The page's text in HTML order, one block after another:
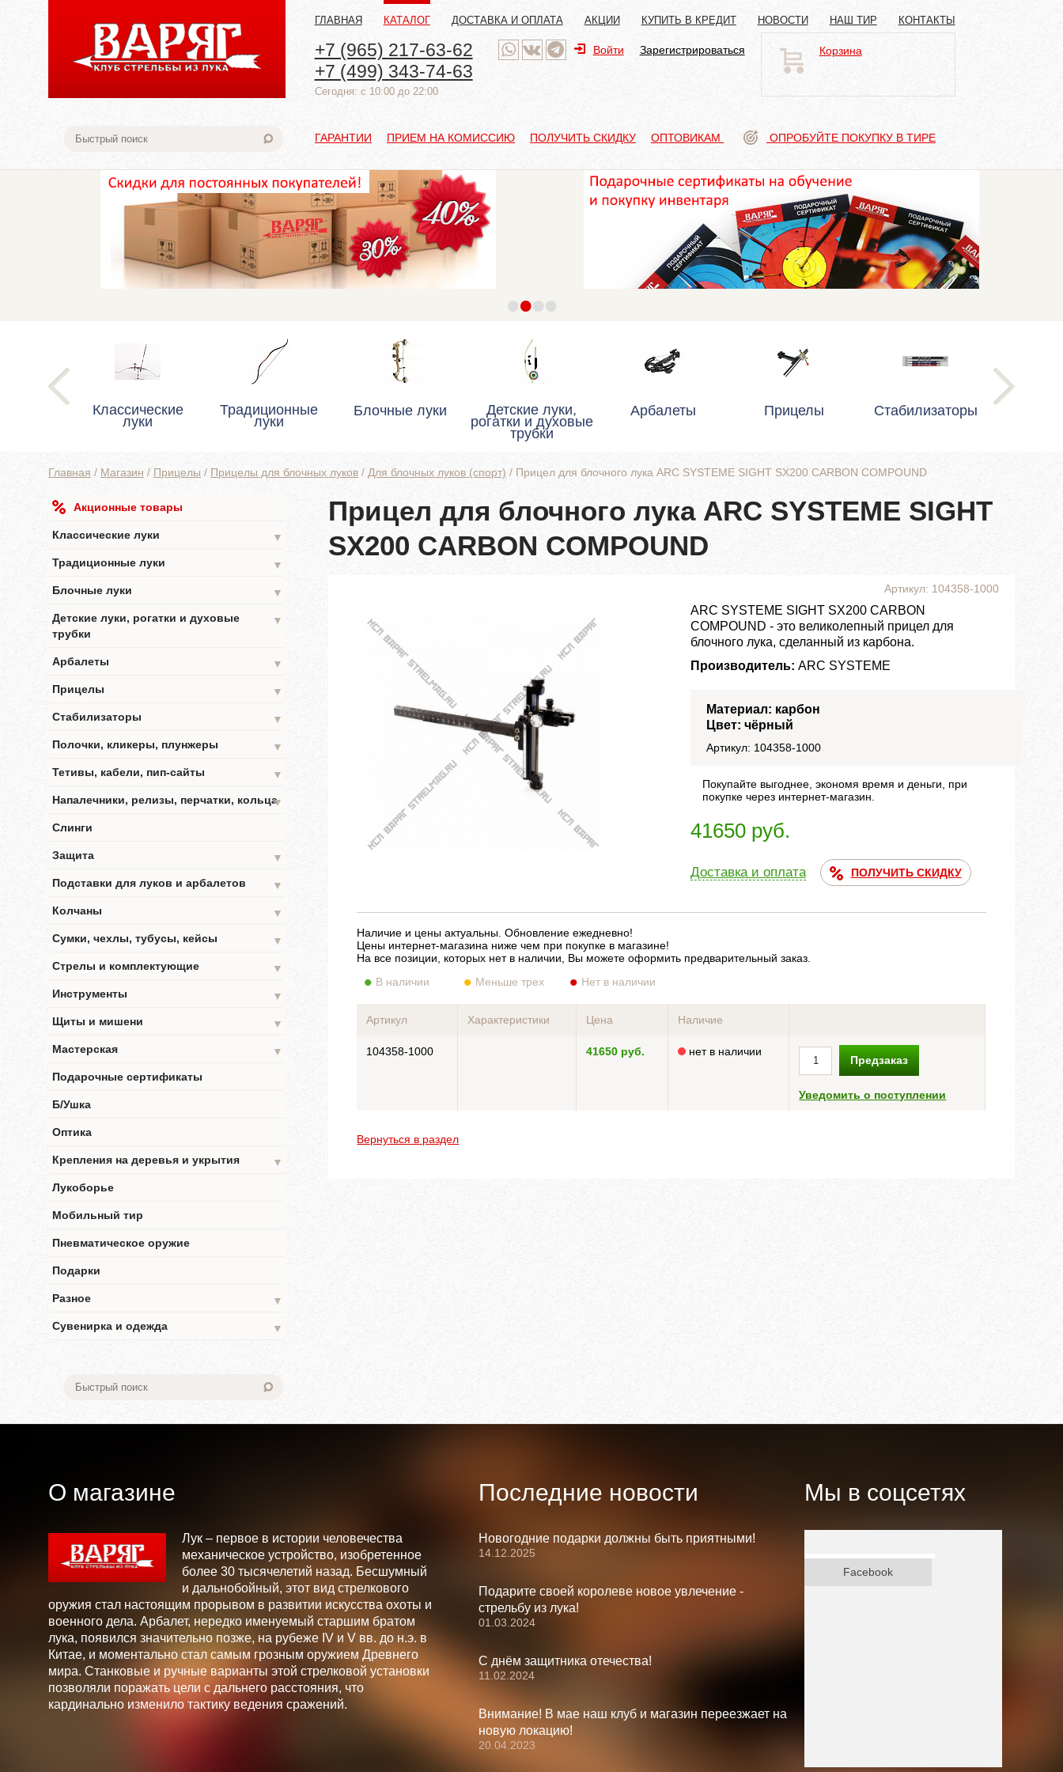
ГЛАВНАЯ КАТАЛОГ ДОСТАВКА И ОПЛАТА АКЦИИ КУПИТЬ В КРЕДИТ НОВОСТИ НАШ ТИР КОНТАКТЫ
+7 (965) 217-63-62
+7 (499) 343-74-63
Cегодня: с 10:00 до 22:00
Войти Зарегистрироваться Корзина
ГАРАНТИИ ПРИЕМ НА КОМИССИЮ ПОЛУЧИТЬ СКИДКУ ОПТОВИКАМ ОПРОБУЙТЕ ПОКУПКУ В ТИРЕ
••••
Классические
луки
Традиционные
луки
Блочные луки Детские луки,
рогатки и духовые
трубки
Арбалеты Прицелы Стабилизаторы
Главная / Магазин / Прицелы / Прицелы для блочных луков / Для блочных луков (спорт) / Прицел для блочного лука ARC SYSTEME SIGHT SX200 CARBON COMPOUND
Акционные товары
Классические луки
▼
Традиционные луки
▼
Блочные луки
▼
Детские луки, рогатки и духовые
трубки
▼
Арбалеты
▼
Прицелы
▼
Стабилизаторы
▼
Полочки, кликеры, плунжеры
▼
Тетивы, кабели, пип-сайты
▼
Напалечники, релизы, перчатки, кольца▼
Слинги
Защита
▼
Подставки для луков и арбалетов
▼
Колчаны
▼
Сумки, чехлы, тубусы, кейсы
▼
Стрелы и комплектующие
▼
Инструменты
▼
Щиты и мишени
▼
Мастерская
▼
Подарочные сертификаты
Б/Ушка
Оптика
Крепления на деревья и укрытия
▼
Лукоборье
Мобильный тир
Пневматическое оружие
Подарки
Разное
▼
Сувенирка и одежда
▼
Прицел для блочного лука ARC SYSTEME SIGHT
SX200 CARBON COMPOUND
Артикул: 104358-1000
ARC SYSTEME SIGHT SX200 CARBON
COMPOUND - это великолепный прицел для
блочного лука, сделанный из карбона.
Производитель: ARC SYSTEME
Материал: карбон
Цвет: чёрный
Артикул: 104358-1000
Покупайте выгоднее, экономя время и деньги, при
покупке через интернет-магазин.
41650 руб.
Доставка и оплата ПОЛУЧИТЬ СКИДКУ
Наличие и цены актуальны. Обновление ежедневно!
Цены интернет-магазина ниже чем при покупке в магазине!
На все позиции, которых нет в наличии, Вы можете оформить предварительный заказ.
В наличии
Меньше трех Нет в наличии
Артикул Характеристики Цена Наличие
104358-1000 41650 руб. нет в наличии
Предзаказ
Уведомить о поступлении
Вернуться в раздел
О магазине
Лук – первое в истории человечества
механическое устройство, изобретенное
более 30 тысячелетий назад. Бесшумный
и дальнобойный, этот вид стрелкового
оружия стал настоящим прорывом в развитии искусства охоты и
военного дела. Арбалет, нередко именуемый старшим братом
лука, появился значительно позже, на рубеже IV и V вв. до н.э. в
Китае, и моментально стал самым грозным оружием Древнего
мира. Станковые и ручные варианты этой стрелковой установки
позволяли поражать цели с дальнего расстояния, что
кардинально изменило тактику ведения сражений.
Последние новости
Новогодние подарки должны быть приятными!
14.12.2025
Подарите своей королеве новое увлечение -
стрельбу из лука!
01.03.2024
С днём защитника отечества!
11.02.2024
Внимание! В мае наш клуб и магазин переезжает на
новую локацию!
20.04.2023
Мы в соцсетях
Facebook